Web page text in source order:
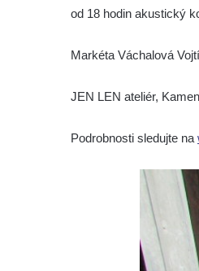
od 18 hodin akustický
Markéta Váchalová
JEN LEN ateliér,
Podrobnosti sledujte na